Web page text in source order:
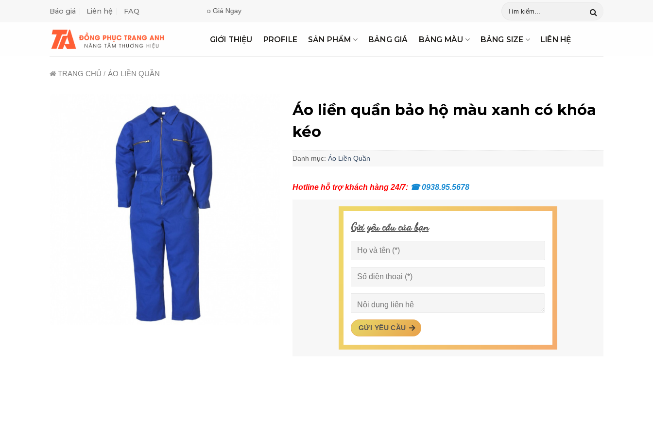
Báo giá Liên hệ FAQ
Miễn Phí Thiết Kế May Mẫu ✓ Giao Hàng Tận Nơi ✓ Gửi Báo Giá Ngay
GIỚI THIỆU PROFILE SẢN PHẨM BẢNG GIÁ BẢNG MÀU BẢNG SIZE LIÊN HỆ
TRANG CHỦ / ÁO LIỀN QUẦN
Áo liền quần bảo hộ màu xanh có khóa
kéo
Danh mục: Áo Liền Quần
Hotline hỗ trợ khách hàng 24/7: ☎0938.95.5678
Gửi yêu cầu của bạn
GỬI YÊU CẦU